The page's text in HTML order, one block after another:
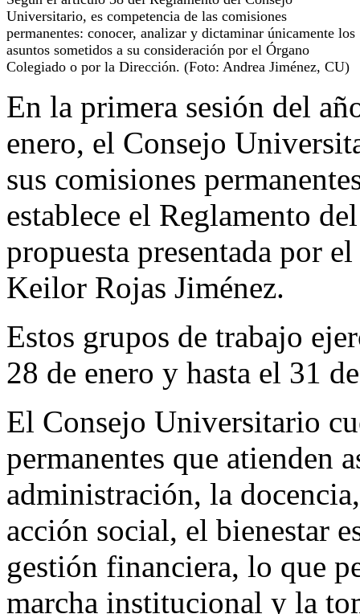
Universitario, es competencia de las comisiones
permanentes: conocer, analizar y dictaminar únicamente los
asuntos sometidos a su consideración por el Órgano
Colegiado o por la Dirección. (Foto: Andrea Jiménez, CU)
En la primera sesión del
enero, el Consejo
sus comisiones
establece el Reglamento
propuesta presentada por
Keilor Rojas Jiménez.
Estos grupos de trabajo
28 de enero y hasta el 31
El Consejo Universitario
permanentes que atienden
administración, la
acción social, el bienestar
gestión financiera, lo que
marcha institucional y la